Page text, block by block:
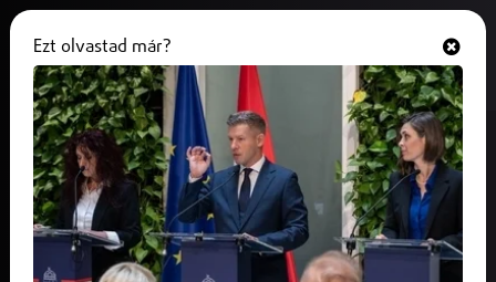
Videóra vett utcai zaklatások
borzolják a kedélyeket a városban
2026. június 02.Debrecen
Ezt olvastad már?